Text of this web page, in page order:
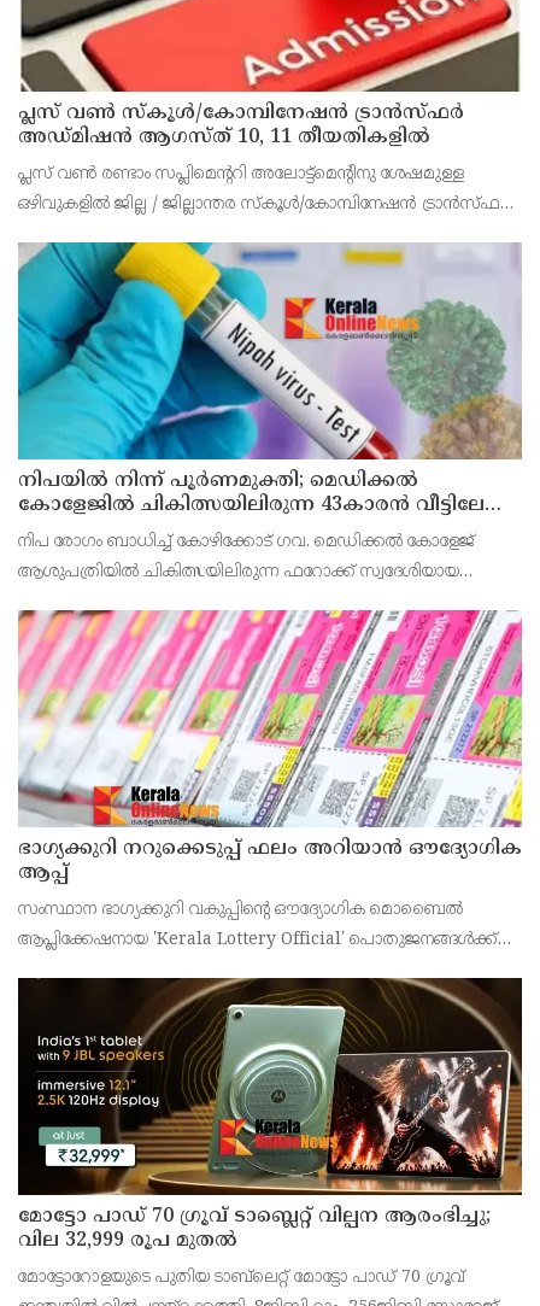
പ്ലസ് വൺ സ്‌കൂൾ/കോമ്പിനേഷൻ ട്രാൻസ്ഫർ
അഡ്മിഷൻ ആഗസ്ത് 10, 11 തീയതികളിൽ
പ്ലസ് വൺ രണ്ടാം സപ്ലിമെന്ററി അലോട്ട്‌മെന്റിനു ശേഷമുള്ള
ഒഴിവുകളിൽ ജില്ല / ജില്ലാന്തര സ്‌കൂൾ/കോമ്പിനേഷൻ ട്രാൻസ്ഫർ
വൈകിട്ട് 4 മണി വരെ നൽകിയിരുന്നു
നിപയിൽ നിന്ന് പൂർണമുക്തി; മെഡിക്കൽ
കോളേജിൽ ചികിത്സയിലിരുന്ന 43കാരൻ വീട്ടിലേക്ക്
മടങ്ങി
നിപ രോഗം ബാധിച്ച് കോഴിക്കോട് ഗവ. മെഡിക്കൽ കോളേജ്
ആശുപത്രിയിൽ ചികിത്സയിലിരുന്ന ഫറോക്ക് സ്വദേശിയായ
ഭാഗ്യക്കുറി നറുക്കെടുപ്പ് ഫലം അറിയാൻ ഔദ്യോഗിക
ആപ്പ്
സംസ്ഥാന ഭാഗ്യക്കുറി വകുപ്പിന്റെ ഔദ്യോഗിക മൊബൈൽ
ആപ്ലിക്കേഷനായ 'Kerala Lottery Official' പൊതുജനങ്ങൾക്ക്
അഞ്ജു കെ എസ് അറിയിച്ചു.
മോട്ടോ പാഡ് 70 ഗ്രൂവ് ടാബ്ലെറ്റ് വില്പന ആരംഭിച്ചു;
വില 32,999 രൂപ മുതൽ
മോട്ടോറോളയുടെ പുതിയ ടാബ്‌ലെറ്റ് മോട്ടോ പാഡ് 70 ഗ്രൂവ്